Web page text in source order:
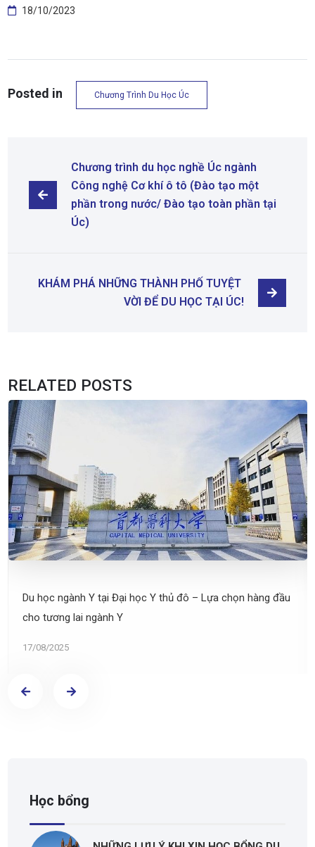
18/10/2023
Posted in Chương Trình Du Học Úc
Chương trình du học nghề Úc ngành
Công nghệ Cơ khí ô tô (Đào tạo một
phần trong nước/ Đào tạo toàn phần tại
Úc)
KHÁM PHÁ NHỮNG THÀNH PHỐ TUYỆT
VỜI ĐỂ DU HỌC TẠI ÚC!
RELATED POSTS
Du học ngành Y tại Đại học Y thủ đô – Lựa chọn hàng đầu
cho tương lai ngành Y
17/08/2025
Học bổng